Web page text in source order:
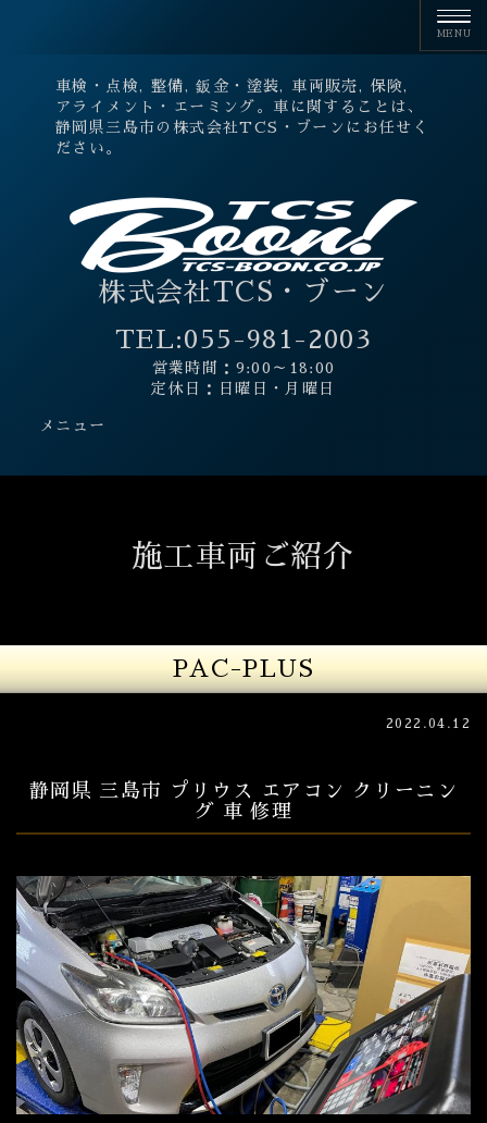
車検・点検, 整備, 鈑金・塗装, 車両販売, 保険,
アライメント・エーミング。車に関することは、
静岡県三島市の株式会社TCS・ブーンにお任せく
ださい。
株式会社TCS・ブーン
TEL:055-981-2003
営業時間：9:00～18:00
定休日：日曜日・月曜日
メニュー
施工車両ご紹介
PAC-PLUS
2022.04.12
静岡県 三島市 プリウス エアコン クリーニン
グ 車 修理